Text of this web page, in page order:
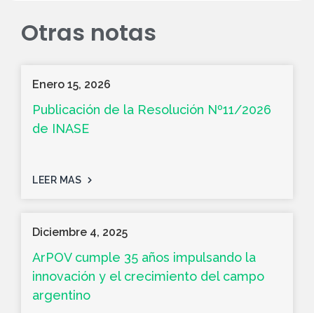
Otras notas
Enero 15, 2026
Publicación de la Resolución Nº11/2026
de INASE
LEER MAS
Diciembre 4, 2025
ArPOV cumple 35 años impulsando la
innovación y el crecimiento del campo
argentino